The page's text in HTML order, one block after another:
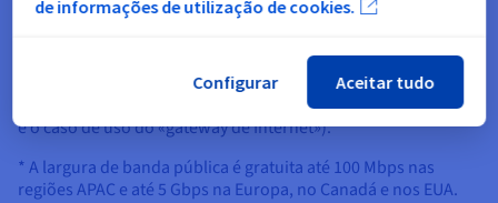
para obter informações sobre a compatibilidade do vRack e
(2) A largura de banda públicaestá associada apenas ao
encaminhamento dos blocos Additional IP para o vRack (este
é o caso de uso do «gateway de Internet»).
* A largura de banda pública é gratuita até 100 Mbps nas
regiões APAC e até 5 Gbps na Europa, no Canadá e nos EUA.
de informações de utilização de cookies.
Configurar Aceitar tudo